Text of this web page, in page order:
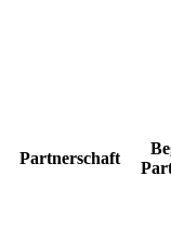
Partnerschaft